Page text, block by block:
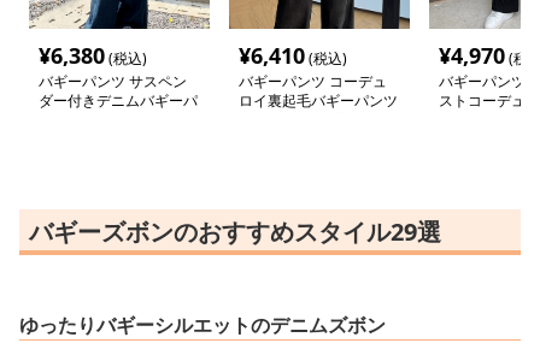
¥6,380(税込)
バギーパンツ サスペン
ダー付きデニムバギーパ
¥6,410(税込)
バギーパンツ コーデュ
ロイ裏起毛バギーパンツ
¥4,970(税
バギーパンツ
ストコーデュ
バギーズボンのおすすめスタイル29選
ゆったりバギーシルエットのデニムズボン